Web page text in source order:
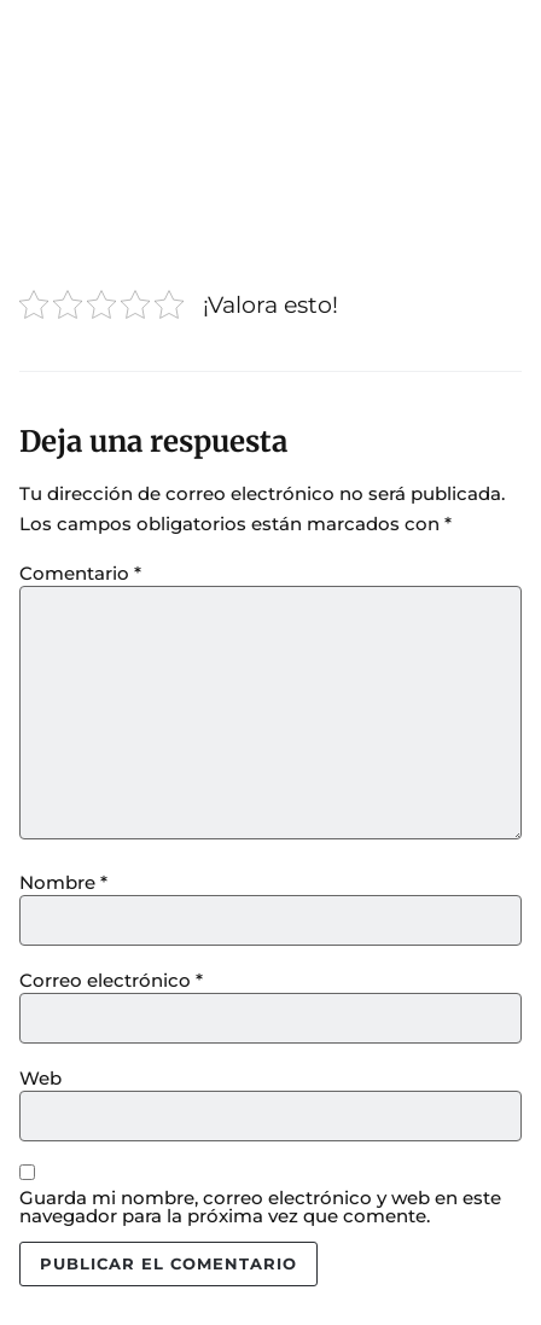
¡Valora esto!
Deja una respuesta
Tu dirección de correo electrónico no será publicada.
Los campos obligatorios están marcados con *
Comentario *
Nombre *
Correo electrónico *
Web
Guarda mi nombre, correo electrónico y web en este
navegador para la próxima vez que comente.